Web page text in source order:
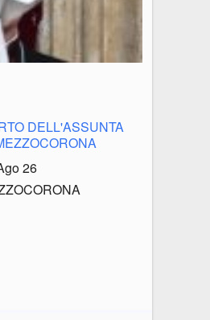
DELL'ASSUNTA
26